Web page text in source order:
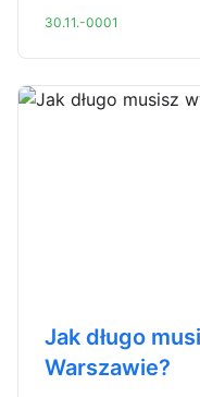
30.11.-0001
Jak długo
Warszawie?